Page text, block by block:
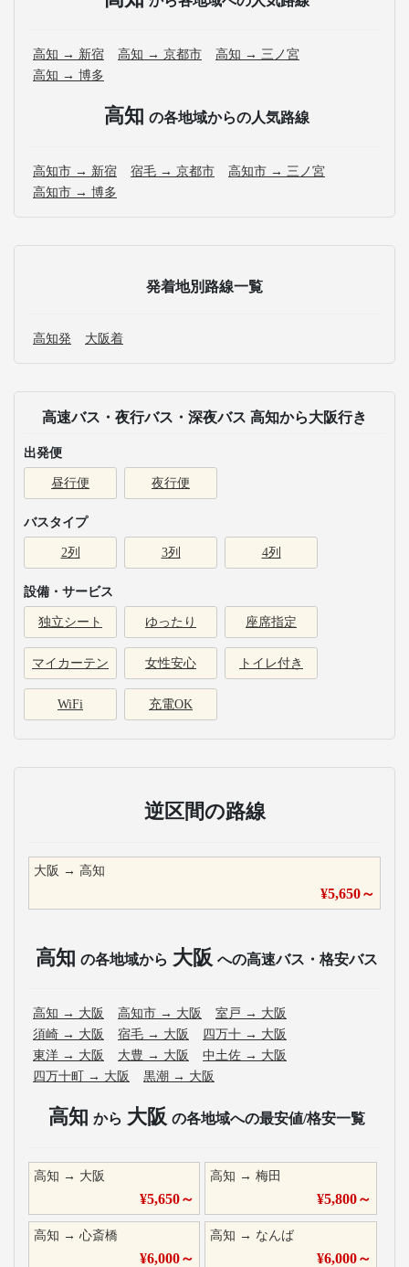
高知 → 新宿 高知 → 京都市
高知 → 三ノ宮
高知 → 博多
高知 の各地域からの人気路線
高知市 → 新宿 宿毛 → 京都市
高知市 → 三ノ宮
高知市 → 博多
発着地別路線一覧
高知発 大阪着
高速バス・夜行バス・深夜バス 高知から大阪行き
出発便
昼行便 夜行便
バスタイプ
2列 3列 4列
設備・サービス
独立シート ゆったり 座席指定
マイカーテン 女性安心 トイレ付き
WiFi 充電OK
逆区間の路線
大阪 → 高知
¥5,650～
高知 の各地域から 大阪 への高速バス・格安バス
高知 → 大阪 高知市 → 大阪 室戸 → 大阪
須崎 → 大阪 宿毛 → 大阪 四万十 → 大阪
東洋 → 大阪 大豊 → 大阪 中土佐 → 大阪
四万十町
→ 大阪 黒潮 → 大阪
高知 から 大阪 の各地域への最安値/格安一覧
高知 → 大阪
¥5,650～
高知 →梅田
¥5,800～
高知 → 心斎橋
¥6,000～
高知 → なんば
¥6,000～